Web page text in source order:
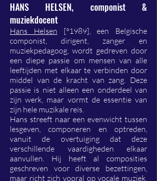
HANS HELSEN, componist &
muziekdocent
Hans Helsen [°1989], een Belgische
componist, dirigent, zanger en
muziekpedagoog, wordt gedreven door
een diepe passie om mensen van alle
leeftijden met elkaar te verbinden door
middel van de kracht van zang. Deze
passie is niet alleen een onderdeel van
zijn werk, maar vormt de essentie van
zijn hele muzikale reis.
Hans streeft naar een evenwicht tussen
lesgeven, componeren en optreden,
vanuit de overtuiging dat deze
verschillende vaardigheden elkaar
aanvullen. Hij heeft al composities
geschreven voor diverse bezettingen,
maar richt zich vooral op vocale muziek.